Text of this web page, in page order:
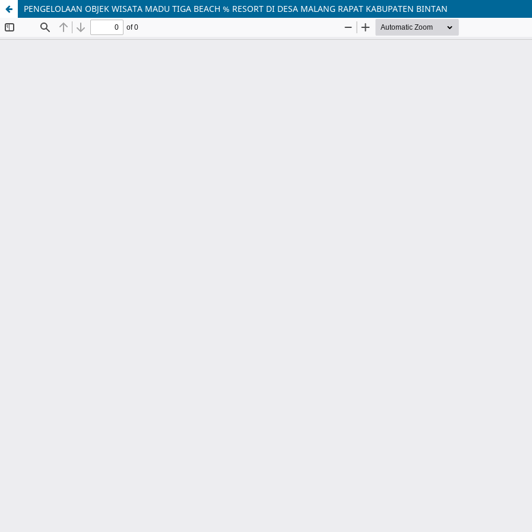
PENGELOLAAN OBJEK WISATA MADU TIGA BEACH % RESORT DI DESA MALANG RAPAT KABUPATEN BINTAN